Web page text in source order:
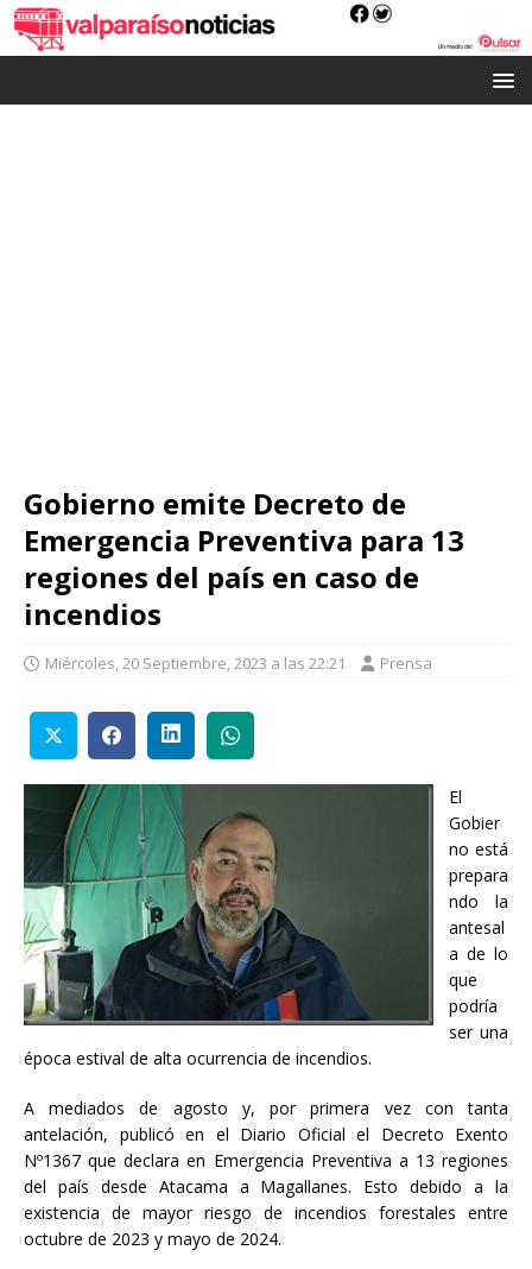
Gobierno emite Decreto de
Emergencia Preventiva para 13
regiones del país en caso de
incendios
Miércoles, 20 Septiembre, 2023 a las 22:21 Prensa
El
Gobier
no está
prepara
ndo la
antesal
a de lo
que
podría
ser una
época estival de alta ocurrencia de incendios.
A mediados de agosto y, por primera vez con tanta
antelación, publicó en el Diario Oficial el Decreto Exento
Nº1367 que declara en Emergencia Preventiva a 13 regiones
del país desde Atacama a Magallanes. Esto debido a la
existencia de mayor riesgo de incendios forestales entre
octubre de 2023 y mayo de 2024.